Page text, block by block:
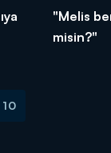
"Melis
misin?"
10